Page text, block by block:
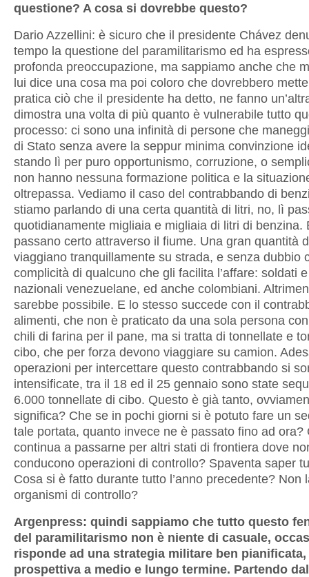
questione? A cosa si dovrebbe questo?
Dario Azzellini: è sicuro che il presidente Chávez
tempo la questione del paramilitarismo ed ha
profonda preoccupazione, ma sappiamo anche che
lui dice una cosa ma poi coloro che dovrebbero
pratica ciò che il presidente ha detto, ne fanno
dimostra una volta di più quanto è vulnerabile tutto
processo: ci sono una infinità di persone che
di Stato senza avere la seppur minima convinzione
stando lì per puro opportunismo, corruzione, o
non hanno nessuna formazione politica e la
oltrepassa. Vediamo il caso del contrabbando di
stiamo parlando di una certa quantità di litri, no, lì
quotidianamente migliaia e migliaia di litri di benzina.
passano certo attraverso il fiume. Una gran quantità
viaggiano tranquillamente su strada, e senza dubbio
complicità di qualcuno che gli facilita l’affare: soldati
nazionali venezuelane, ed anche colombiani.
sarebbe possibile. E lo stesso succede con il
alimenti, che non è praticato da una sola persona
chili di farina per il pane, ma si tratta di tonnellate e
cibo, che per forza devono viaggiare su camion.
operazioni per intercettare questo contrabbando si
intensificate, tra il 18 ed il 25 gennaio sono state
6.000 tonnellate di cibo. Questo è già tanto,
significa? Che se in pochi giorni si è potuto fare un
tale portata, quanto invece ne è passato fino ad ora?
continua a passarne per altri stati di frontiera dove
conducono operazioni di controllo? Spaventa saper
Cosa si è fatto durante tutto l’anno precedente? Non
organismi di controllo?
Argenpress: quindi sappiamo che tutto questo
del paramilitarismo non è niente di casuale,
risponde ad una strategia militare ben
prospettiva a medio e lungo termine. Partendo